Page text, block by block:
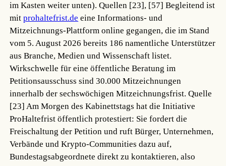
im Kasten weiter unten).Quellen [23], [57] Begleitend ist
mitprohaltefrist.de eine Informations- und
Mitzeichnungs-Plattform online gegangen, die im Stand
vom 5. August 2026 bereits 186 namentliche Unterstützer
aus Branche, Medien und Wissenschaft listet.
Wirkschwelle für eine öffentliche Beratung im
Petitionsausschuss sind 30.000 Mitzeichnungen
innerhalb der sechswöchigen Mitzeichnungsfrist.Quelle
[23] Am Morgen des Kabinettstags hat die Initiative
ProHaltefrist öffentlich protestiert: Sie fordert die
Freischaltung der Petition und ruft Bürger, Unternehmen,
Verbände und Krypto-Communities dazu auf,
Bundestagsabgeordnete direkt zu kontaktieren, also